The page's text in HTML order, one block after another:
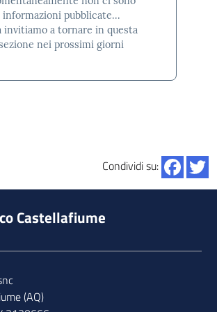
informazioni pubblicate...
invitiamo a tornare in questa
nei prossimi giorni
Condividi su:
Castellafiume
(AQ)